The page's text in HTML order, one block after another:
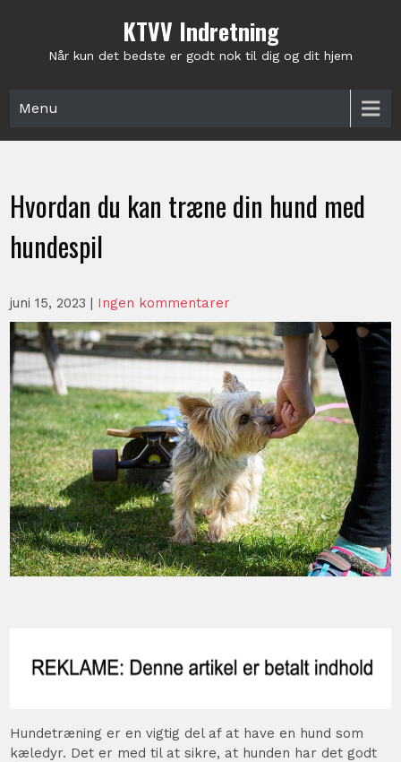
KTVV Indretning
Når kun det bedste er godt nok til dig og dit hjem
Menu
Hvordan du kan træne din hund med
hundespil
juni 15, 2023 | Ingen kommentarer
Hundetræning er en vigtig del af at have en hund som
kæledyr. Det er med til at sikre, at hunden har det godt